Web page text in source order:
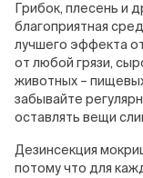
Грибок, плесень и
благоприятная
лучшего эффекта
от любой грязи,
животных –
забывайте
оставлять вещи
Дезинсекция
потому что для